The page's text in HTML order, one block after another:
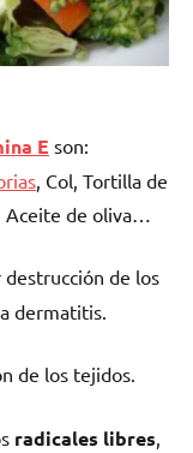
Eson:
, Col, Tortilla de
Aceite de oliva…
destrucción de los
dermatitis.
de los tejidos.
radicales libres,